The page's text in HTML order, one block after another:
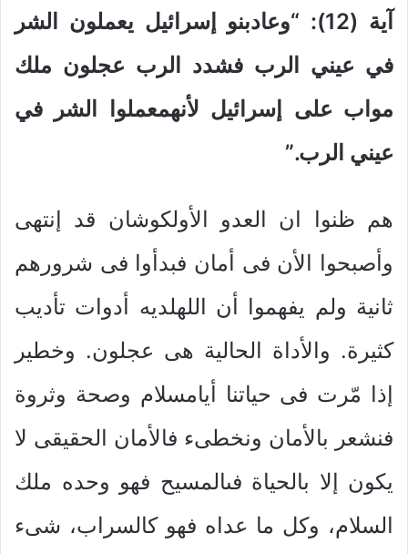
آية (12): “وعادبنو إسرائيل يعملون الشر
في عيني الرب فشدد الرب عجلون ملك
مواب على إسرائيل لأنهمعملوا الشر في
عيني الرب.”
هم ظنوا ان العدو الأولكوشان قد إنتهى
وأصبحوا الأن فى أمان فبدأوا فى شرورهم
ثانية ولم يفهموا أن اللهلديه أدوات تأديب
كثيرة. والأداة الحالية هى عجلون. وخطير
إذا مّرت فى حياتنا أيامسلام وصحة وثروة
فنشعر بالأمان ونخطىء فالأمان الحقيقى لا
يكون إلا بالحياة فىالمسيح فهو وحده ملك
السلام، وكل ما عداه فهو كالسراب، شىء